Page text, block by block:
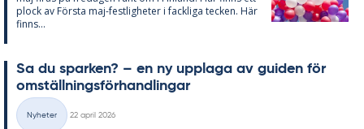
plock av Förs­ta maj-fest­lig­he­ter i fack­li­ga tec­ken. Här
fin­ns...
Sa du spar­ken? – en ny upp­laga av gui­den för
om­ställ­nings­för­hand­ling­ar
Kategorier
Nyheter
22 april 2026